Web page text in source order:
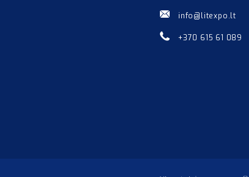
info@litexpo.lt
+370 615 61 089